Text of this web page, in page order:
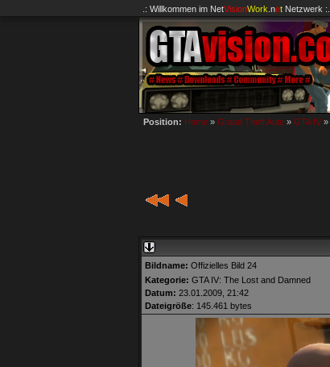
.: Willkommen im NetVisionWork .net Netzwerk :.
Position: Home » Grand Theft Auto » GTA IV »
Bildname: Offizielles Bild 24
Kategorie: GTA IV: The Lost and Damned
Datum: 23.01.2009, 21:42
Dateigröße: 145.461 bytes